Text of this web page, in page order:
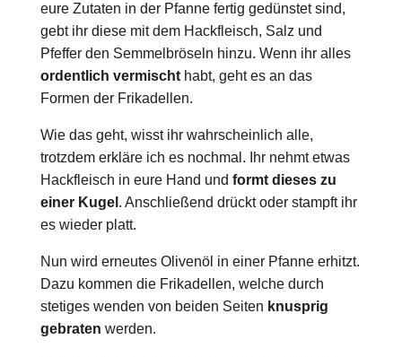
eure Zutaten in der Pfanne fertig gedünstet sind,
gebt ihr diese mit dem Hackfleisch, Salz und
Pfeffer den Semmelbröseln hinzu. Wenn ihr alles
ordentlich vermischthabt, geht es an das
Formen der Frikadellen.
Wie das geht, wisst ihr wahrscheinlich alle,
trotzdem erkläre ich es nochmal. Ihr nehmt etwas
Hackfleisch in eure Hand und formt dieses zu
einer Kugel . Anschließend drückt oder stampft ihr
es wieder platt.
Nun wird erneutes Olivenöl in einer Pfanne erhitzt.
Dazu kommen die Frikadellen, welche durch
stetiges wenden von beiden Seiten knusprig
gebraten werden.